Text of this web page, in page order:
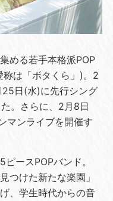
める若手本格派POP
は「ボタくら」)。2
日(水)に先行シング
。さらに、2月8日
マンライブを開催す
ースPOPバンド。
つけた新たな楽園」
、学生時代からの音